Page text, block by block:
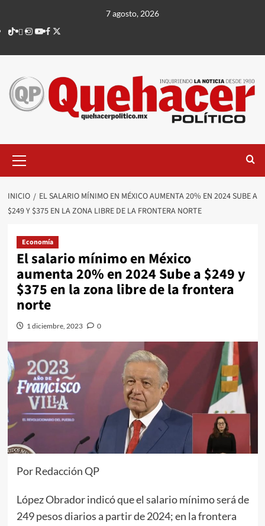
contenido
7 agosto, 2026
TikTok
threads
Instagram
Youtube
Facebook
X
principal
INICIO
EL SALARIO MÍNIMO EN MÉXICO AUMENTA 20% EN 2024 SUBE A
$249 Y $375 EN LA ZONA LIBRE DE LA FRONTERA NORTE
Economía
El salario mínimo en México
aumenta 20% en 2024 Sube a $249 y
$375 en la zona libre de la frontera
norte
1 diciembre, 2023 0
Por Redacción QP
López Obrador indicó que el salario mínimo será de
249 pesos diarios a partir de 2024; en la frontera